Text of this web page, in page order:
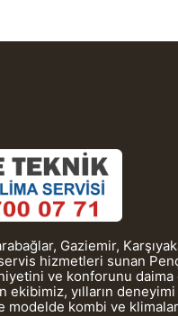
Gaziemir,
hizmetleri sunan
ve konforunu daima
ekibimiz, yılların
modelde kombi ve